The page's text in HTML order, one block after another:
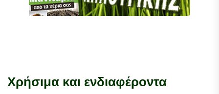
Χρήσιμα και ενδιαφέροντα